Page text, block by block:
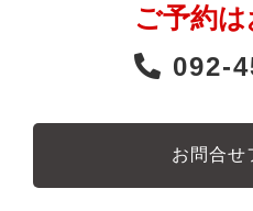
ご予約
092-
お問合せ